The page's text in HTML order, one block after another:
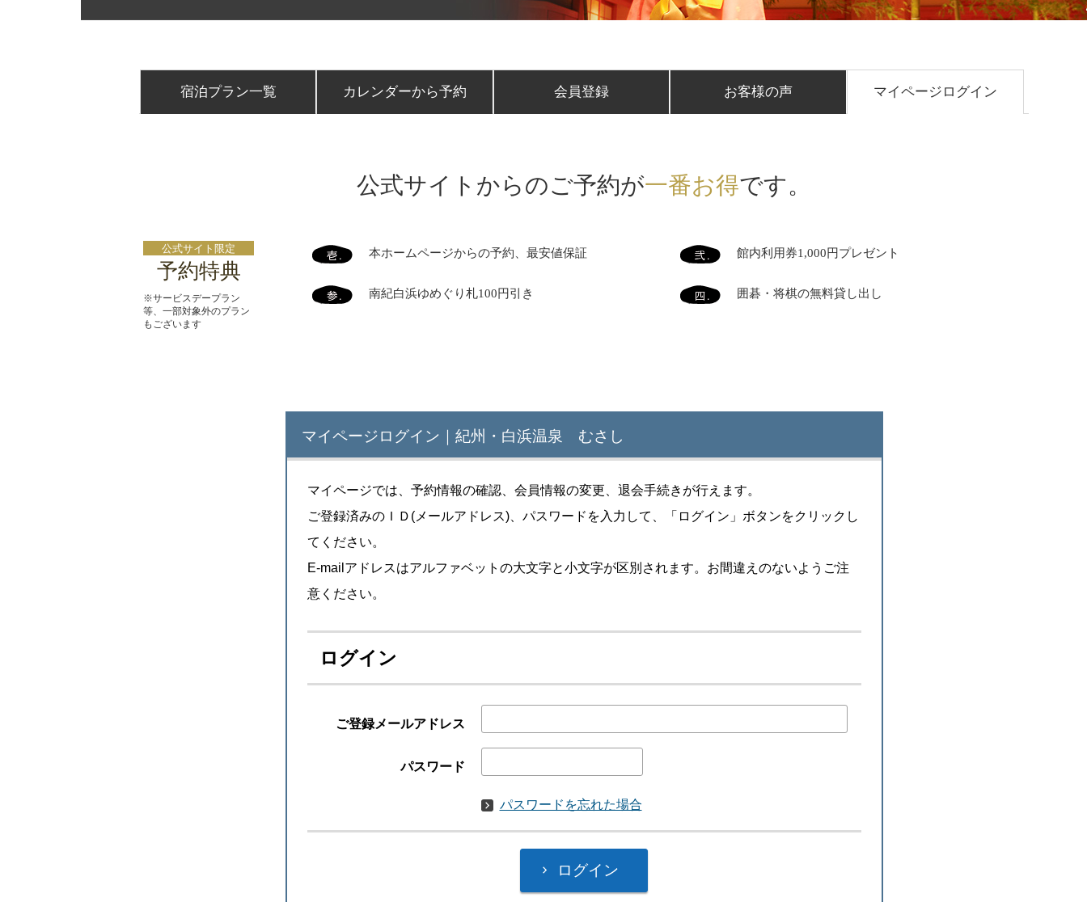
宿泊プラン一覧 カレンダーから予約 会員登録 お客様の声 マイページログイン
公式サイトからのご予約が一番お得です。
公式サイト限定
予約特典
※サービスデープラン
等、一部対象外のプラン
もございます
本ホームページからの予約、最安値保証
南紀白浜ゆめぐり札100円引き
館内利用券1,000円プレゼント
囲碁・将棋の無料貸し出し
マイページログイン｜紀州・白浜温泉 むさし
マイページでは、予約情報の確認、会員情報の変更、退会手続きが行えます。
ご登録済みのＩＤ(メールアドレス)、パスワードを入力して、「ログイン」ボタンをクリックし
てください。
E-mailアドレスはアルファベットの大文字と小文字が区別されます。お間違えのないようご注
意ください。
ログイン
ご登録メールアドレス
パスワード
パスワードを忘れた場合